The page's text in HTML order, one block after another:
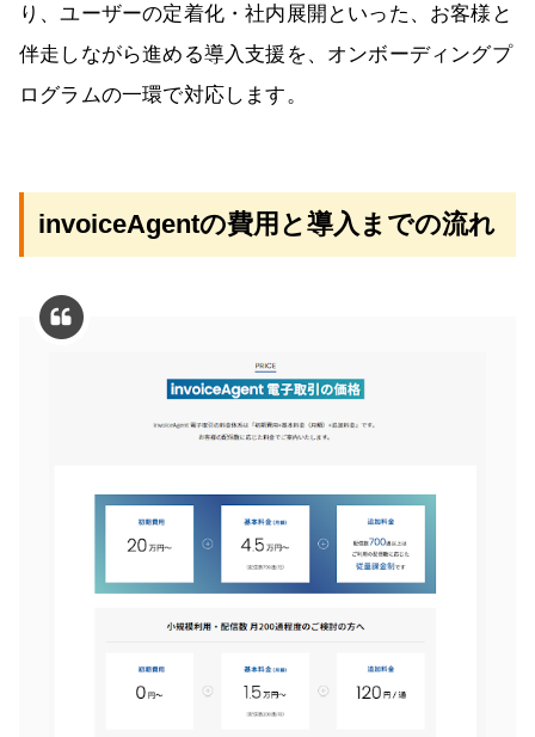
り、ユーザーの定着化・社内展開といった、お客様と
伴走しながら進める導入支援を、オンボーディングプ
ログラムの一環で対応します。
invoiceAgentの費用と導入までの流れ